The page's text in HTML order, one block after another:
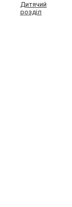
Дитячий
розділ